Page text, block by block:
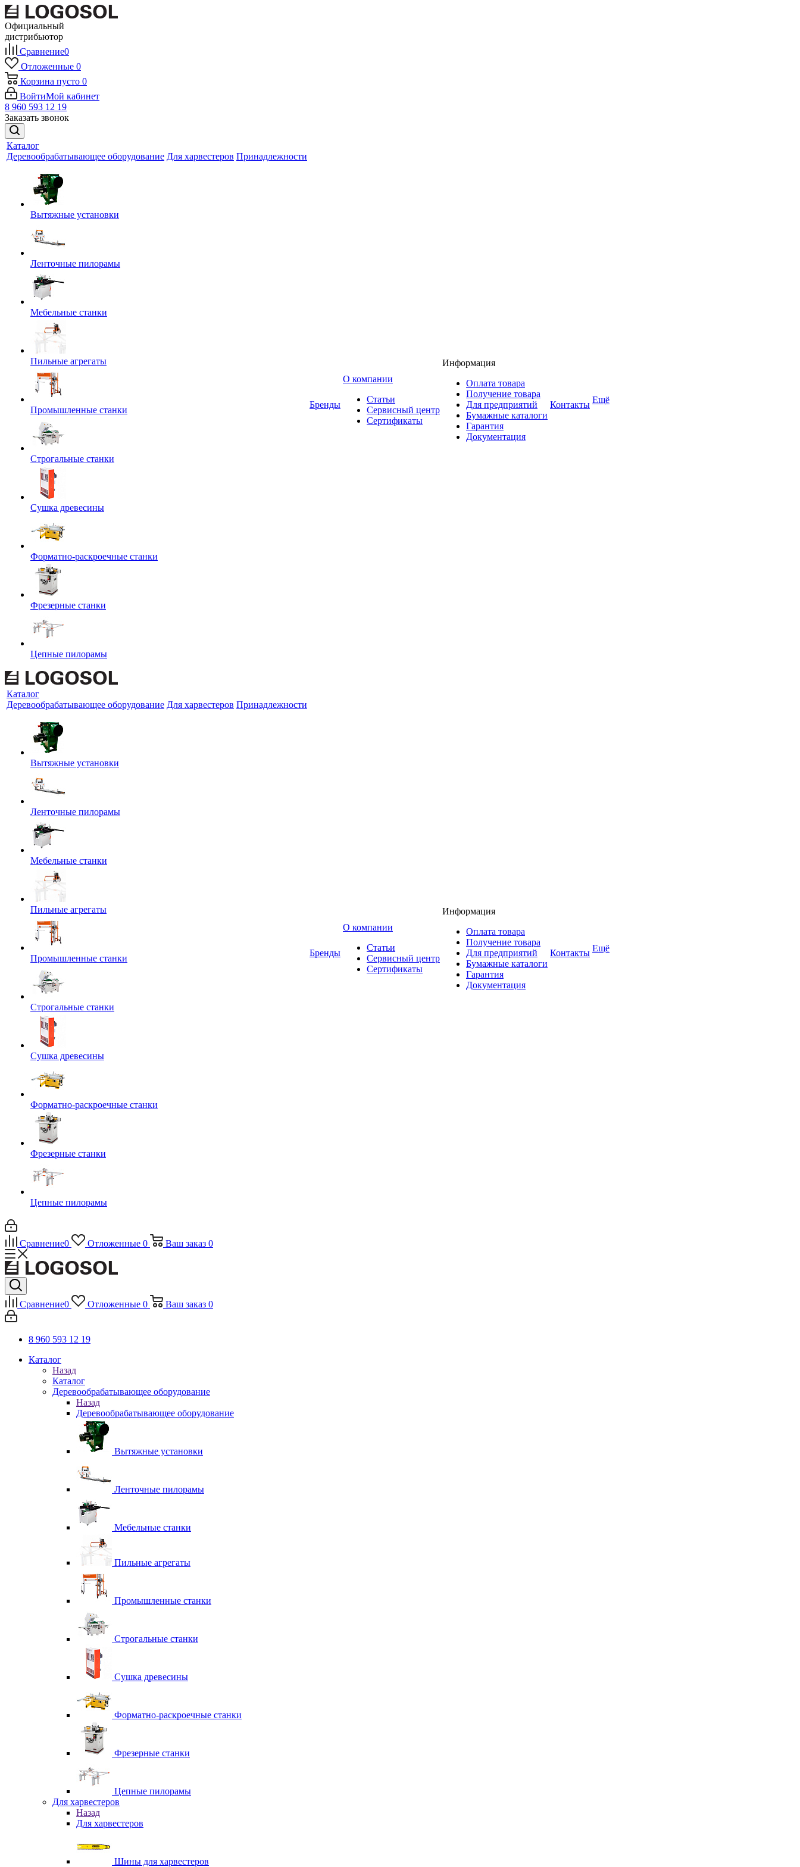
Официальный
дистрибьютор
Сравнение0
Отложенные 0
Корзина пусто 0
ВойтиМой кабинет
8 960 593 12 19
Заказать звонок
Каталог
Деревообрабатывающее оборудование Для харвестеров Принадлежности
Вытяжные установки
Ленточные пилорамы
Мебельные станки
Пильные агрегаты
Промышленные станки
Строгальные станки
Сушка древесины
Форматно-раскроечные станки
Фрезерные станки
Цепные пилорамы
Бренды
O компании
Статьи
Сервисный центр
Сертификаты
Информация
Оплата товара
Получение товара
Для предприятий
Бумажные каталоги
Гарантия
Документация
Контакты Ещё
Каталог
Деревообрабатывающее оборудование Для харвестеров Принадлежности
Вытяжные установки
Ленточные пилорамы
Мебельные станки
Пильные агрегаты
Промышленные станки
Строгальные станки
Сушка древесины
Форматно-раскроечные станки
Фрезерные станки
Цепные пилорамы
Бренды
O компании
Статьи
Сервисный центр
Сертификаты
Информация
Оплата товара
Получение товара
Для предприятий
Бумажные каталоги
Гарантия
Документация
Контакты Ещё
Сравнение0 Отложенные 0 Ваш заказ 0
Сравнение0 Отложенные 0 Ваш заказ 0
8 960 593 12 19
Каталог
Назад
Каталог
Деревообрабатывающее оборудование
Назад
Деревообрабатывающее оборудование
Вытяжные установки
Ленточные пилорамы
Мебельные станки
Пильные агрегаты
Промышленные станки
Строгальные станки
Сушка древесины
Форматно-раскроечные станки
Фрезерные станки
Цепные пилорамы
Для харвестеров
Назад
Для харвестеров
Шины для харвестеров